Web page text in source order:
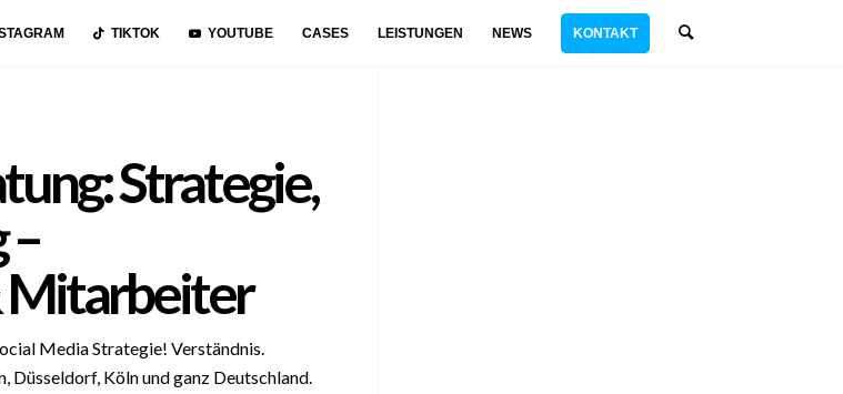
TIKTOK YOUTUBE CASES LEISTUNGEN NEWS KONTAKT
Strategie,
–
Mitarbeiter
Media Strategie! Verständnis.
Köln und ganz Deutschland.